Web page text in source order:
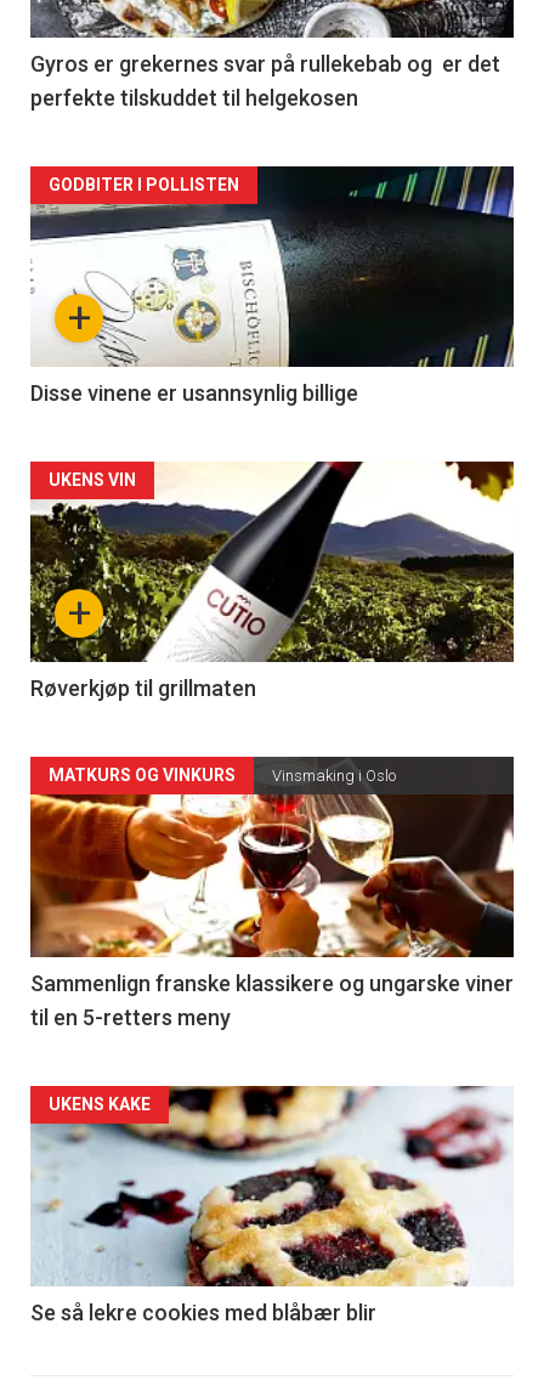
-
2
Gyros er grekernes svar på rullekebab og er det
perfekte tilskuddet til helgekosen
Forsiden
akkurat
nå
3
+
GODBITER I POLLISTEN
Disse vinene er usannsynlig billige
Forsiden
akkurat
nå
-
4
+
UKENS VIN
Røverkjøp til grillmaten
Forsiden
akkurat
nå
-
5
MATKURS OG VINKURS Vinsmaking i Oslo
Sammenlign franske klassikere og ungarske viner
til en 5-retters meny
Forsiden
akkurat
nå
6
UKENS KAKE
Se så lekre cookies med blåbær blir